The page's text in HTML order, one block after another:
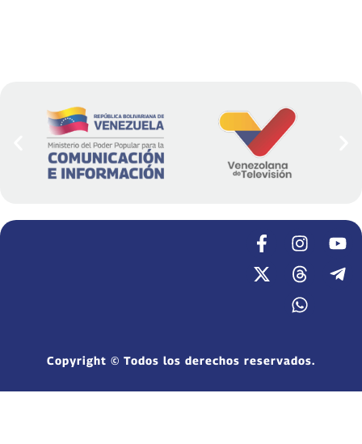
Copyright © Todos los derechos reservados.